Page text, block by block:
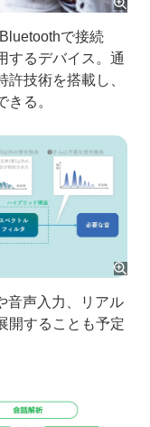
で接続
するデバイス。通
技術を搭載し、
る。
音声入力、リアル
開することも予定